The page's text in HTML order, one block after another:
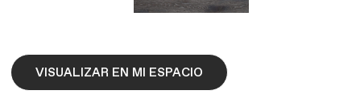
VISUALIZAR EN MI ESPACIO